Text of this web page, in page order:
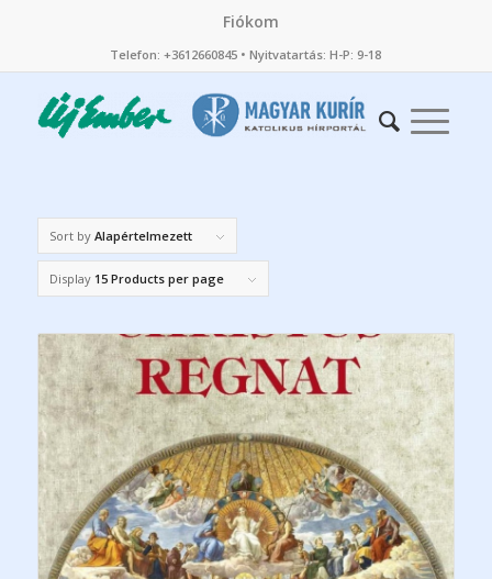
Fiókom
Telefon: +3612660845 • Nyitvatartás: H-P: 9-18
Sort by Alapértelmezett
Display 15 Products per page